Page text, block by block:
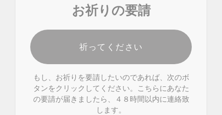
お祈りの要請
祈ってください
もし、お祈りを要請したいのであれば、次のボ
タンをクリックしてください。こちらにあなた
の要請が届きましたら、４８時間以内に連絡致
します。